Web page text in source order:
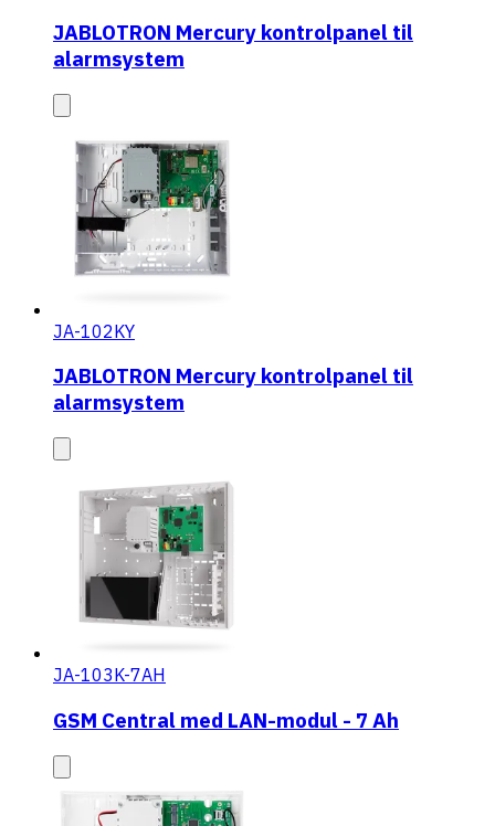
JABLOTRON Mercury kontrolpanel til
alarmsystem
JA-102KY
JABLOTRON Mercury kontrolpanel til
alarmsystem
JA-103K-7AH
GSM Central med LAN-modul - 7 Ah